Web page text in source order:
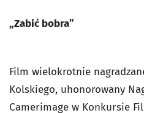
„Zabić bobra”
Film wielokrotnie
Kolskiego, uhonorowany
Camerimage w Konkursie